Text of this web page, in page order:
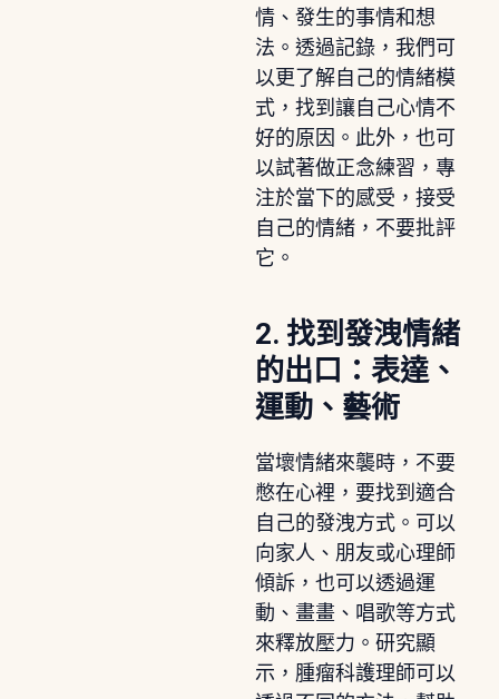
情、發生的事情和想
法。透過記錄，我們可
以更了解自己的情緒模
式，找到讓自己心情不
好的原因。此外，也可
以試著做正念練習，專
注於當下的感受，接受
自己的情緒，不要批評
它。
2. 找到發洩情緒
的出口：表達、
運動、藝術
當壞情緒來襲時，不要
憋在心裡，要找到適合
自己的發洩方式。可以
向家人、朋友或心理師
傾訴，也可以透過運
動、畫畫、唱歌等方式
來釋放壓力。研究顯
示，腫瘤科護理師可以